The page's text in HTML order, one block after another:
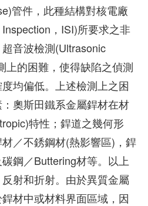
管件，此種結構對核電廠
，ISI)所要求之非
音波檢測(Ultrasonic
上的困難，使得缺陷之偵測
均偏低。上述檢測上之困
奧斯田鐵系金屬銲材在材
特性；銲道之幾何形
／不銹鋼材(熱影響區)，銲
鋼／Buttering材等。以上
射和折射。由於異質金屬
材中或材料界面區域，因